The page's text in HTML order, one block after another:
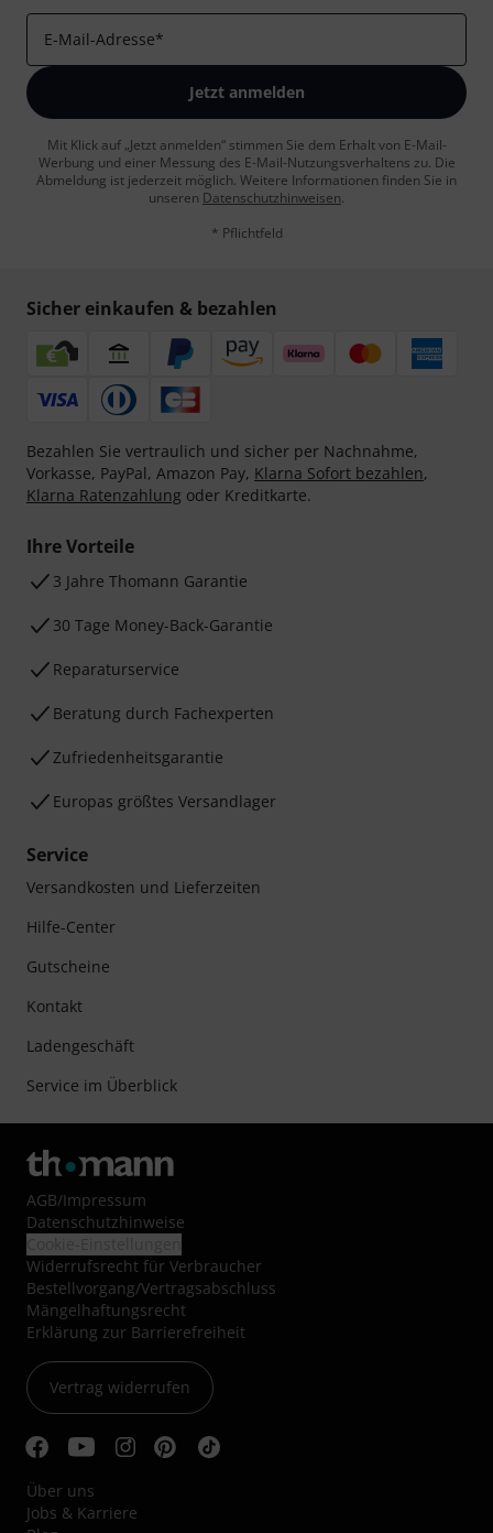
E-Mail-Adresse*
Jetzt anmelden
Mit Klick auf „Jetzt anmelden“ stimmen Sie dem Erhalt von E-Mail-
Werbung und einer Messung des E-Mail-Nutzungsverhaltens zu. Die
Abmeldung ist jederzeit möglich. Weitere Informationen finden Sie in
unseren Datenschutzhinweisen.
* Pflichtfeld
Sicher einkaufen & bezahlen
Bezahlen Sie vertraulich und sicher per Nachnahme,
Vorkasse, PayPal, Amazon Pay, Klarna Sofort bezahlen,
Klarna Ratenzahlung oder Kreditkarte.
Ihre Vorteile
3 Jahre Thomann Garantie
30 Tage Money-Back-Garantie
Reparaturservice
Beratung durch Fachexperten
Zufriedenheitsgarantie
Europas größtes Versandlager
Service
Versandkosten und Lieferzeiten
Hilfe-Center
Gutscheine
Kontakt
Ladengeschäft
Service im Überblick
AGB/Impressum
Datenschutzhinweise
Widerrufsrecht für Verbraucher
Bestellvorgang/Vertragsabschluss
Mängelhaftungsrecht
Erklärung zur Barrierefreiheit
Vertrag widerrufen
Über uns
Jobs & Karriere